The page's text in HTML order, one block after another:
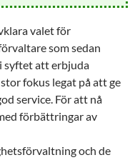
valet för
som sedan
syftet att erbjuda
fokus legat på att ge
service. För att nå
förbättringar av
och de